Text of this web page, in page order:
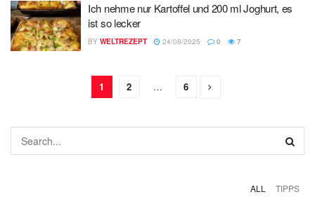
Ich nehme nur Kartoffel und 200 ml Joghurt, es
ist so lecker
BY WELTREZEPT 24/08/2025 0 7
1 2 … 6
ALL TIPPS